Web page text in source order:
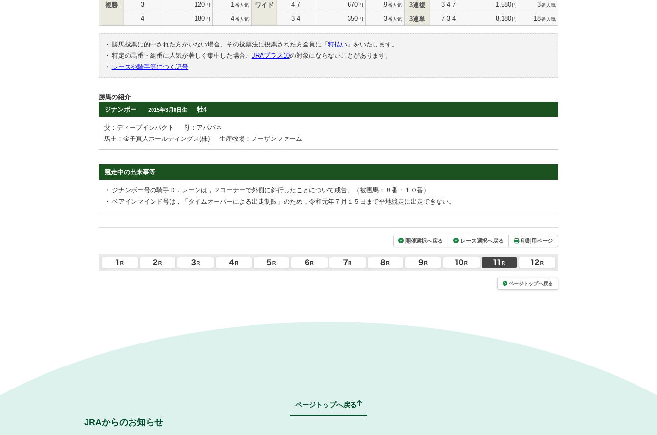
複勝 3 120円 1 番人気
4 180円 4番人気
ワイド 4-7 670円 9番人気
3-4 350円 3番人気
3連複 3-4-7 1,580円 3番人気
3連単 7-3-4 8,180円 18番人気
・ 勝馬投票に的中された方がいない場合、その投票法に投票された方全員に「 特払い」をいたします。
・ 特定の馬番・組番に人気が著しく集中した場合、 JRAプラス10の対象にならないことがあります。
・
レースや騎手等につく記号
勝馬の紹介
ジナンボー
2015年3月8日生 牡4
父：ディープインパクト
母：アパパネ
馬主：金子真人ホールディングス(株)
生産牧場：ノーザンファーム
競走中の出来事等
・ ジナンボー号の騎手Ｄ．レーンは，２コーナーで外側に斜行したことについて戒告。（被害馬：８番・１０番）
・ ベアインマインド号は，「タイムオーバーによる出走制限」のため，令和元年７月１５日まで平地競走に出走できない。
開催選択へ戻る レース選択へ戻る 印刷用ページ
ページトップへ戻る
ページトップへ戻る
JRAからのお知らせ